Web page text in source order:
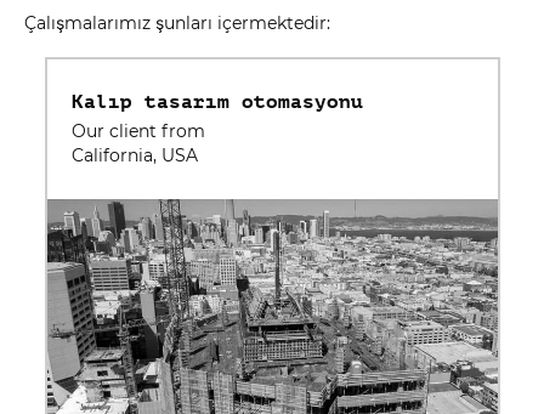
Çalışmalarımız şunları içermektedir:
Kalıp tasarım otomasyonu
Our client from
California, USA